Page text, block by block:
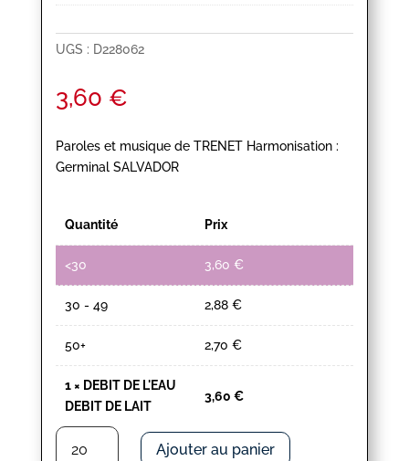
UGS : D228062
3,60 €
Paroles et musique de TRENET Harmonisation :
Germinal SALVADOR
Quantité Prix
<30 3,60 €
30 - 49 2,88 €
50+ 2,70 €
1× DEBIT DE L'EAU
DEBIT DE LAIT
3,60 €
quantité
Ajouter au panier